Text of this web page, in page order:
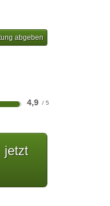
abgeben
4,9
jetzt